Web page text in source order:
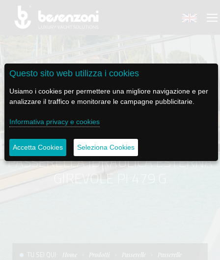
BACK
AZIENDA
STORIA
CODICE ETICO
TERMINI E CONDIZIONI D'USO
BACK
POLTRONE PILOTA
BASI TAVOLO
PASSERELLE
UNICA - CUSTOM
BACK
LAPASSERELLA
LASCALA
IL SALPA ANCORA
SOFT TOP
BACK
NEWS
VIDEO
BACK
TUTORIALS
MANUTENZIONE
PASSERELLA IDRAULICA ESTERNA
GIREVOLE PI 479 G
TU SEI QUI: Home Prodotti Passerelle
Passerelle
Questo sito web utilizza i cookies
Usiamo i cookies per permettere una migliore navigazione e per
analizzare il traffico e monitorare le campagne pubblicitarie.
Informativa privacy e cookies
Accetta Cookies Seleziona Cookies